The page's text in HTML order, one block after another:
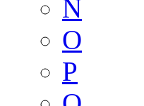
N
O
P